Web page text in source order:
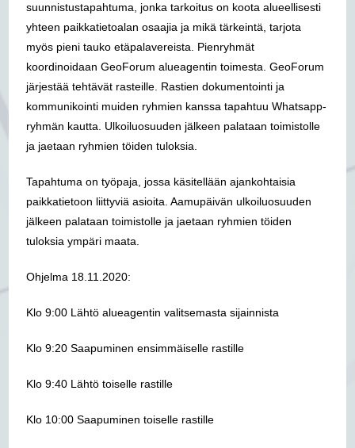
suunnistustapahtuma, jonka tarkoitus on koota alueellisesti
yhteen paikkatietoalan osaajia ja mikä tärkeintä, tarjota
myös pieni tauko etäpalavereista. Pienryhmät
koordinoidaan GeoForum alueagentin toimesta.GeoForum
järjestää tehtävät rasteille. Rastien dokumentointi ja
kommunikointi muiden ryhmien kanssa tapahtuu Whatsapp-
ryhmän kautta. Ulkoiluosuuden jälkeen palataan toimistolle
ja jaetaan ryhmien töiden tuloksia.
Tapahtuma on työpaja, jossa käsitellään ajankohtaisia
paikkatietoon liittyviä asioita. Aamupäivän ulkoiluosuuden
jälkeen palataan toimistolle ja jaetaan ryhmien töiden
tuloksia ympäri maata.
Ohjelma 18.11.2020:
Klo 9:00 Lähtö alueagentin valitsemasta sijainnista
Klo 9:20 Saapuminen ensimmäiselle rastille
Klo 9:40 Lähtö toiselle rastille
Klo 10:00 Saapuminen toiselle rastille